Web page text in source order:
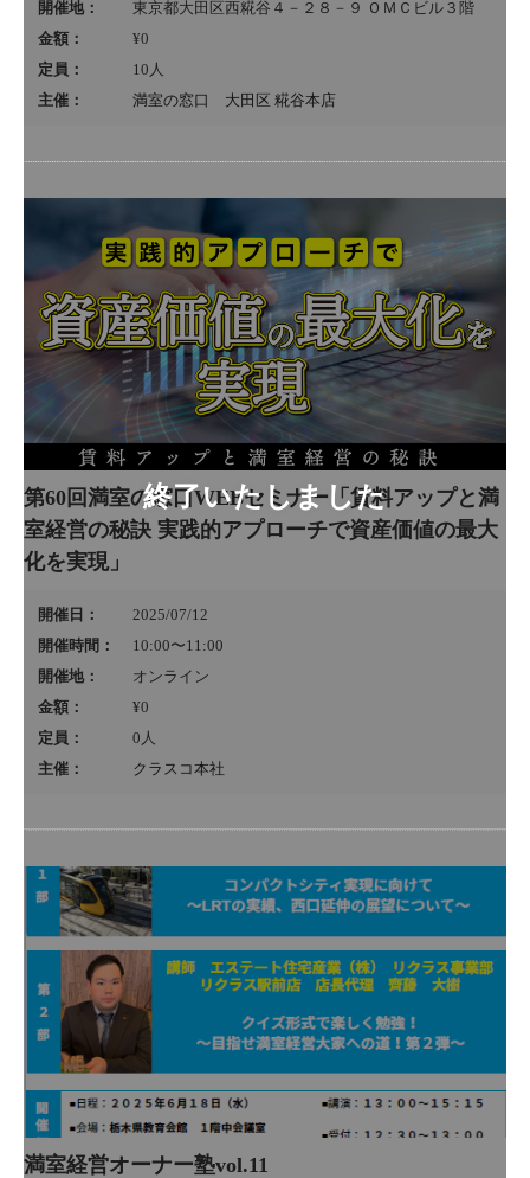
開催地：
東京都大田区西糀谷４－２８－９ ＯＭＣビル３階
金額：
¥0
定員：
10 人
主催：
満室の窓口 大田区 糀谷本店
第60回満室の窓口WEBセミナー「賃料アップと満
室経営の秘訣 実践的アプローチで資産価値の最大
化を実現」
開催日：
2025/07/12
開催時間：
10:00〜11:00
開催地：
オンライン
金額：
¥0
定員：
0 人
主催：
クラスコ本社
満室経営オーナー塾vol.11